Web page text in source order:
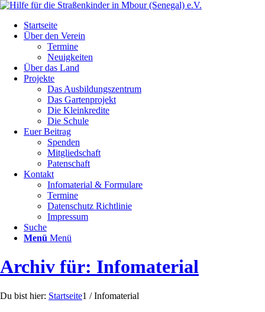
Startseite
Über den Verein
Termine
Neuigkeiten
Über das Land
Projekte
Das Ausbildungszentrum
Das Gartenprojekt
Die Kleinkredite
Die Schule
Euer Beitrag
Spenden
Mitgliedschaft
Patenschaft
Kontakt
Infomaterial & Formulare
Termine
Datenschutz Richtlinie
Impressum
Suche
Menü Menü
Archiv für: Infomaterial
Du bist hier: Startseite1 / Infomaterial